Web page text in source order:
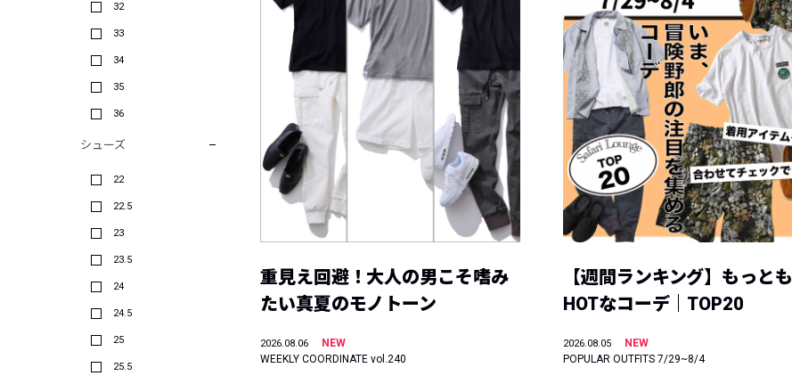
32
33
34
35
36
シューズ
22
22.5
23
23.5
24
24.5
25
25.5
重見え回避！大人の男こそ嗜み
たい真夏のモノトーン
2026.08.06
NEW
WEEKLY COORDINATE vol.240
【週間ランキング】もっとも
HOTなコーデ｜TOP20
2026.08.05
NEW
POPULAR OUTFITS 7/29~8/4